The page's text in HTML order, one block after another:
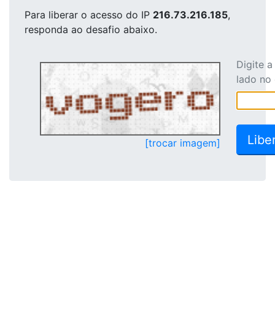
Para liberar o acesso do IP 216.73.216.185,
responda ao desafio abaixo.
[trocar imagem]
Digite
lado no